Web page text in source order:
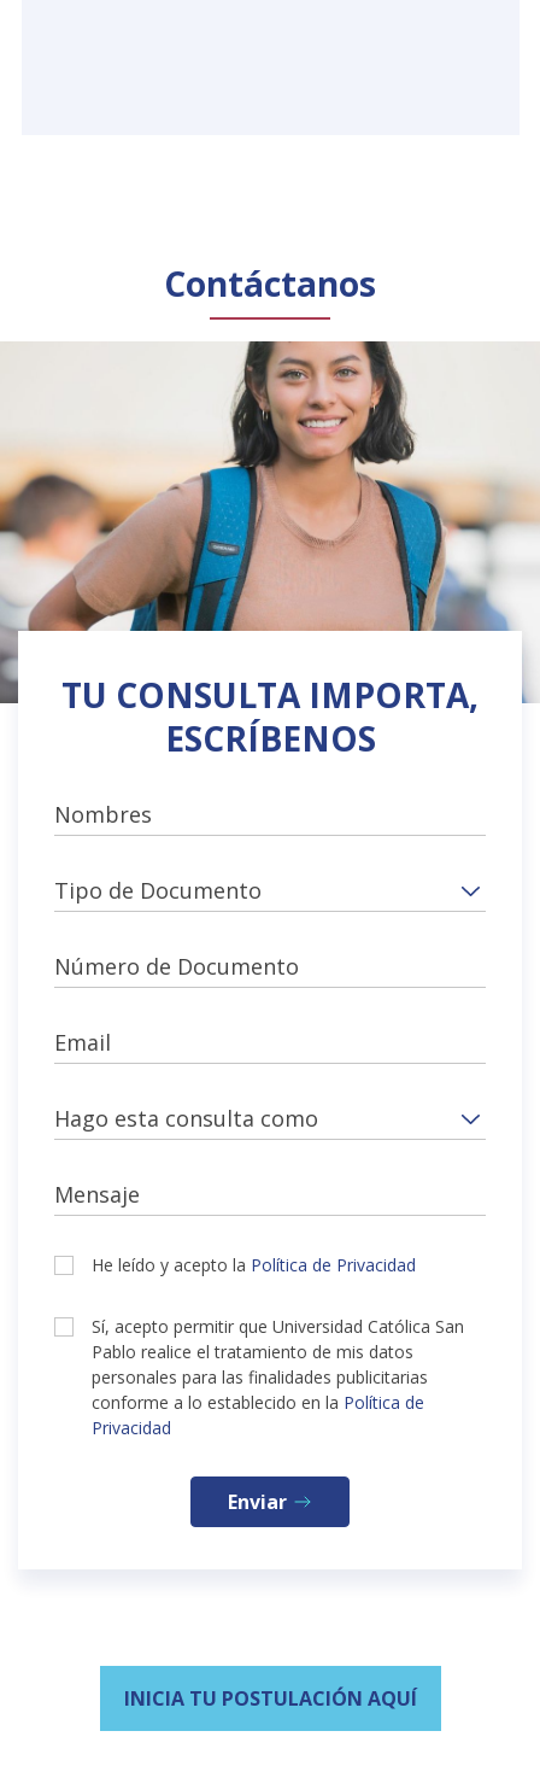
Contáctanos
TU CONSULTA IMPORTA,
ESCRÍBENOS
Nombres
Tipo de Documento
Número de Documento
Email
Hago esta consulta como
Mensaje
He leído y acepto la Política de Privacidad
Sí, acepto permitir que Universidad Católica San
Pablo realice el tratamiento de mis datos
personales para las finalidades publicitarias
conforme a lo establecido en la Política de
Privacidad
Enviar
INICIA TU POSTULACIÓN AQUÍ